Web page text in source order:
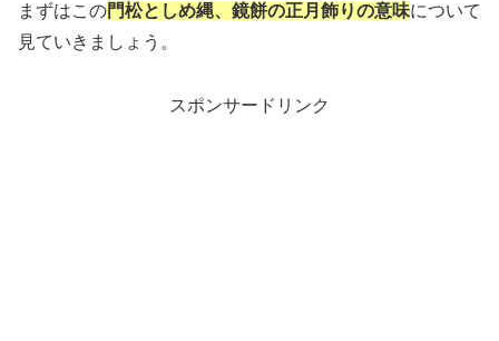
まずはこの門松としめ縄、鏡餅の正月飾りの意味について
見ていきましょう。
スポンサードリンク